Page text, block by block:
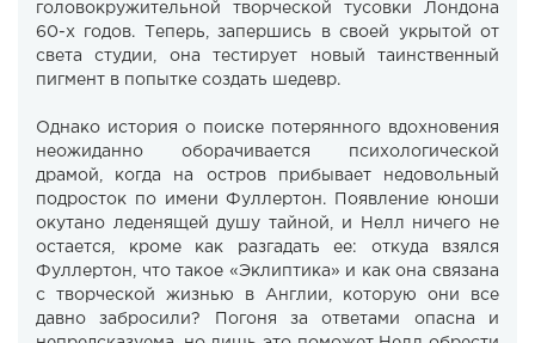
головокружительной творческой тусовки Лондона
60-х годов. Теперь, запершись в своей укрытой от
света студии, она тестирует новый таинственный
пигмент в попытке создать шедевр.
Однако история о поиске потерянного вдохновения
неожиданно оборачивается психологической
драмой, когда на остров прибывает недовольный
подросток по имени Фуллертон. Появление юноши
окутано леденящей душу тайной, и Нелл ничего не
остается, кроме как разгадать ее: откуда взялся
Фуллертон, что такое «Эклиптика» и как она связана
с творческой жизнью в Англии, которую они все
давно забросили? Погоня за ответами опасна и